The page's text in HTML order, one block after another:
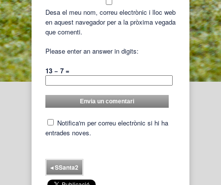
Desa el meu nom, correu electrònic i lloc web
en aquest navegador per a la pròxima vegada
que comenti.
Please enter an answer in digits:
13 − 7 =
Notifica'm per correu electrònic si hi ha
entrades noves.
◂SSanta2